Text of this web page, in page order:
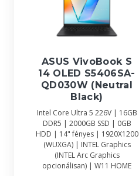
ASUS VivoBook S
14 OLED S5406SA-
QD030W (Neutral
Black)
Intel Core Ultra 5 226V | 16GB
DDR5 | 2000GB SSD | 0GB
HDD | 14" fényes | 1920X1200
(WUXGA) | INTEL Graphics
(INTEL Arc Graphics
opcionálisan) | W11 HOME